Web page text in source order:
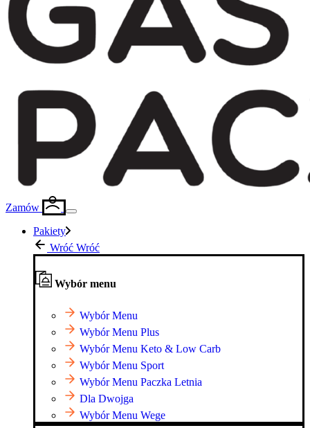
Zamów
Pakiety
Wróć Wróć
Wybór menu
Wybór Menu
Wybór Menu Plus
Wybór Menu Keto & Low Carb
Wybór Menu Sport
Wybór Menu Paczka Letnia
Dla Dwojga
Wybór Menu Wege